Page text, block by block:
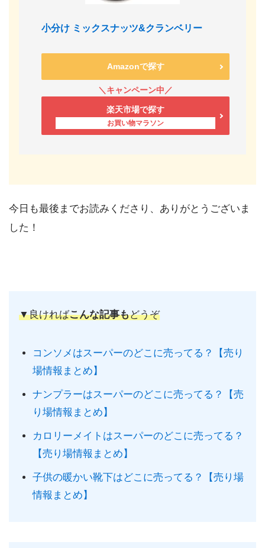
小分け ミックスナッツ&クランベリー
Amazonで探す
楽天市場で探す
今日も最後までお読みくださり、ありがとうございま
した！
▼良ければこんな記事もどうぞ
コンソメはスーパーのどこに売ってる？【売り
場情報まとめ】
ナンプラーはスーパーのどこに売ってる？【売
り場情報まとめ】
カロリーメイトはスーパーのどこに売ってる？
【売り場情報まとめ】
子供の暖かい靴下はどこに売ってる？【売り場
情報まとめ】